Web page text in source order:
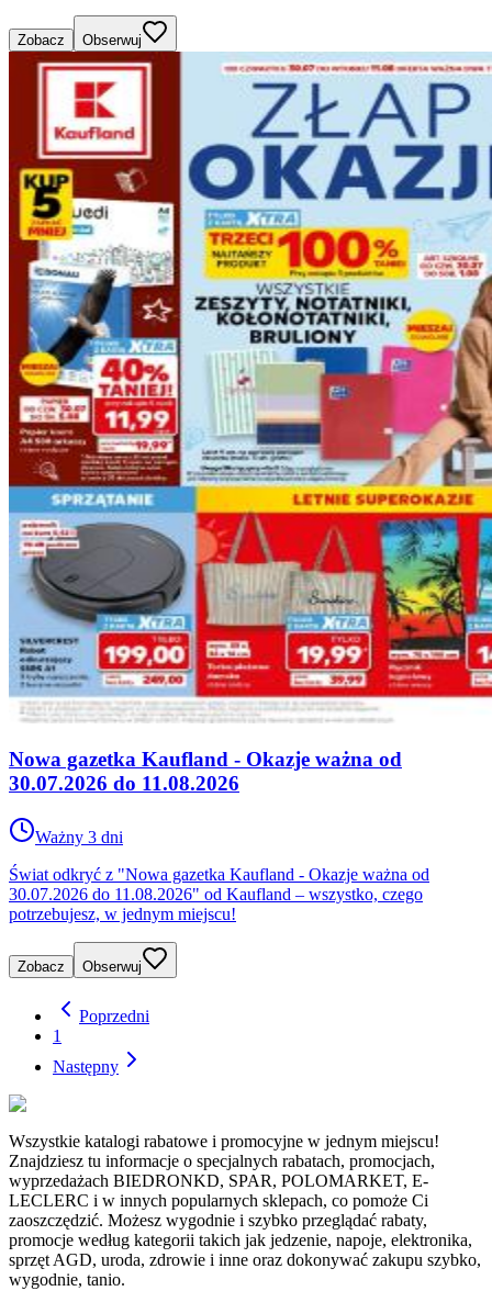
Zobacz Obserwuj
Nowa gazetka Kaufland - Okazje ważna od
30.07.2026 do 11.08.2026
Ważny 3 dni
Świat odkryć z "Nowa gazetka Kaufland - Okazje ważna od
30.07.2026 do 11.08.2026" od Kaufland – wszystko, czego
potrzebujesz, w jednym miejscu!
Zobacz Obserwuj
Poprzedni
1
Następny
Wszystkie katalogi rabatowe i promocyjne w jednym miejscu!
Znajdziesz tu informacje o specjalnych rabatach, promocjach,
wyprzedażach BIEDRONKD, SPAR, POLOMARKET, E-
LECLERC i w innych popularnych sklepach, co pomoże Ci
zaoszczędzić. Możesz wygodnie i szybko przeglądać rabaty,
promocje według kategorii takich jak jedzenie, napoje, elektronika,
sprzęt AGD, uroda, zdrowie i inne oraz dokonywać zakupu szybko,
wygodnie, tanio.